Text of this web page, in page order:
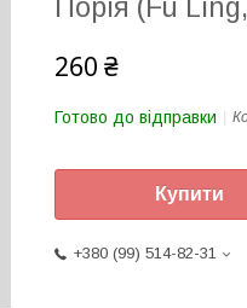
Порія (Fu
260 ₴
Готово до відправки
Купити
+380 (99) 514-82-31